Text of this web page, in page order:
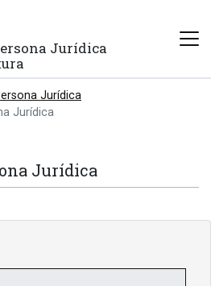
Jurídica
Jurídica
Jurídica
Jurídica